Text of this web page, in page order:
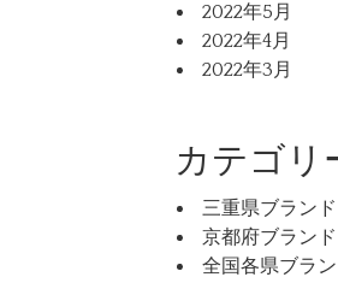
2022年5月
2022年4月
2022年3月
カテゴリ
三重県ブラン
京都府ブラン
全国各県ブラ